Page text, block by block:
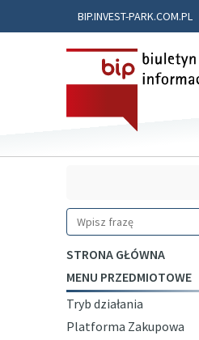
BIP.INVEST-PARK.COM.PL
Szukaj
STRONA GŁÓWNA
MENU PRZEDMIOTOWE
Tryb działania
Platforma Zakupowa